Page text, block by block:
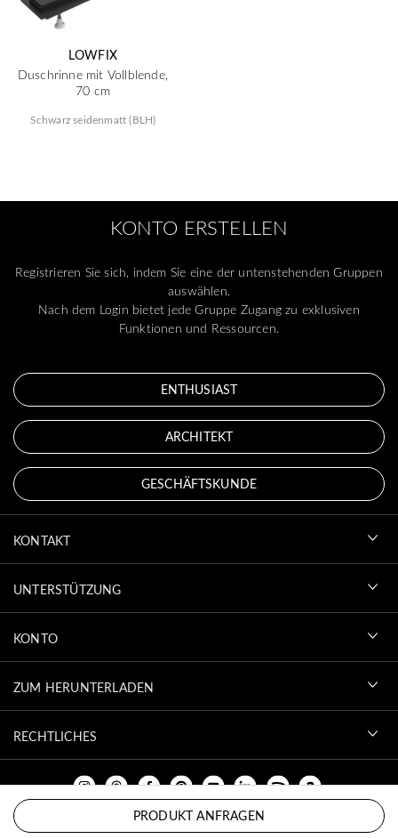
PRODUKT ANFRAGEN
LOWFIX
Duschrinne mit Vollblende,
70 cm
Schwarz seidenmatt (BLH)
KONTO ERSTELLEN
Registrieren Sie sich, indem Sie eine der untenstehenden Gruppen
auswählen.
Nach dem Login bietet jede Gruppe Zugang zu exklusiven
Funktionen und Ressourcen.
ENTHUSIAST
ARCHITEKT
GESCHÄFTSKUNDE
KONTAKT
UNTERSTÜTZUNG
KONTO
ZUM HERUNTERLADEN
RECHTLICHES
NACH OBEN SCROLLEN